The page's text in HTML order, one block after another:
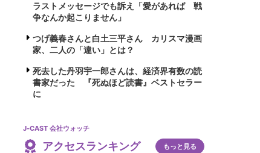
ラストメッセージでも訴え「愛があれば 戦
争なんか起こりません」
つげ義春さんと白土三平さん カリスマ漫画
家、二人の「違い」とは？
死去した丹羽宇一郎さんは、経済界有数の読
書家だった 『死ぬほど読書』ベストセラー
に
J-CAST 会社ウォッチ
アクセスランキング もっと見る